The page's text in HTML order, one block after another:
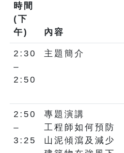
時間
(下
午)
內容
2:30
–
2:50
主題簡介
2:50
–
3:25
專題演講
工程師如何預防
山泥傾瀉及減少